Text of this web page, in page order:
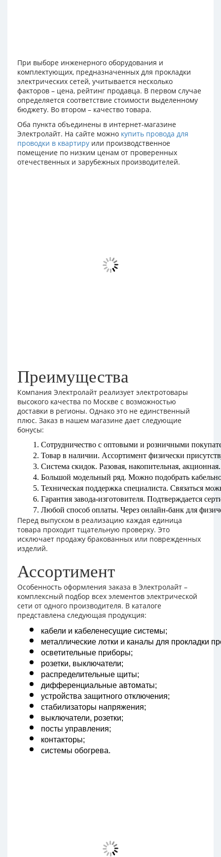
При выборе инженерного оборудования и
комплектующих, предназначенных для прокладки
электрических сетей, учитывается несколько
факторов – цена, рейтинг продавца. В первом случае
определяется соответствие стоимости выделенному
бюджету. Во втором – качество товара.
Оба пункта объединены в интернет-магазине
Электролайт. На сайте можно купить провода для
проводки в квартиру или производственное
помещение по низким ценам от проверенных
отечественных и зарубежных производителей.
Преимущества
Компания Электролайт реализует электротовары
высокого качества по Москве с возможностью
доставки в регионы. Однако это не единственный
плюс. Заказ в нашем магазине дает следующие
бонусы:
Сотрудничество с оптовыми и розничными
Товар в наличии. Ассортимент физически
Система скидок. Разовая, накопительная,
Большой модельный ряд. Можно подобрать
Техническая поддержка специалиста. Связаться
Гарантия завода-изготовителя. Подтверждается
Любой способ оплаты. Через онлайн-банк для
Перед выпуском в реализацию каждая единица
товара проходит тщательную проверку. Это
исключает продажу бракованных или поврежденных
изделий.
Ассортимент
Особенность оформления заказа в Электролайт –
комплексный подбор всех элементов электрической
сети от одного производителя. В каталоге
представлена следующая продукция:
кабели и кабеленесущие системы;
металлические лотки и каналы для прокладки
осветительные приборы;
розетки, выключатели;
распределительные щиты;
дифференциальные автоматы;
устройства защитного отключения;
стабилизаторы напряжения;
выключатели, розетки;
посты управления;
контакторы;
системы обогрева.